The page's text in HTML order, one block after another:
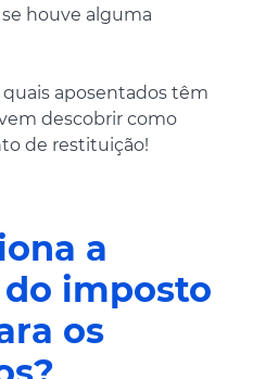
houve alguma
aposentados têm
descobrir como
de restituição!
a
imposto
os